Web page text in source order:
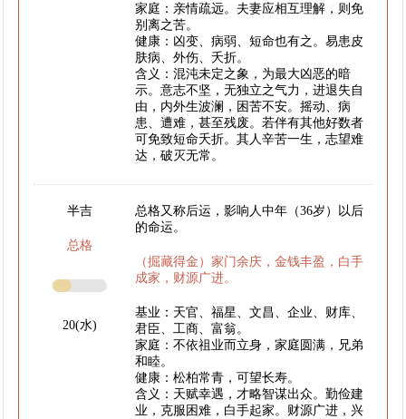
家庭：亲情疏远。夫妻应相互理解，则免
别离之苦。
健康：凶变、病弱、短命也有之。易患皮
肤病、外伤、夭折。
含义：混沌未定之象，为最大凶恶的暗
示。意志不坚，无独立之气力，进退失自
由，内外生波澜，困苦不安。摇动、病
患、遭难，甚至残废。若伴有其他好数者
可免致短命夭折。其人辛苦一生，志望难
达，破灭无常。
半吉
总格
20(水)
总格又称后运，影响人中年（36岁）以后
的命运。
（掘藏得金）家门余庆，金钱丰盈，白手
成家，财源广进。
基业：天官、福星、文昌、企业、财库、
君臣、工商、富翁。
家庭：不依祖业而立身，家庭圆满，兄弟
和睦。
健康：松柏常青，可望长寿。
含义：天赋幸遇，才略智谋出众。勤俭建
业，克服困难，白手起家。财源广进，兴